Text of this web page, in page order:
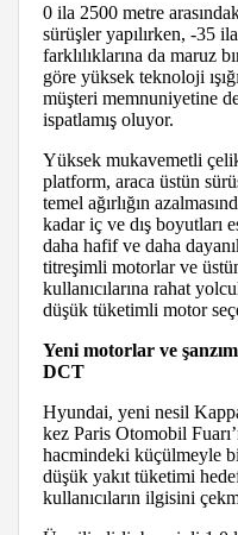
0 ila 2500 metre
sürüşler yapılırken, -35
farklılıklarına da maruz
göre yüksek teknoloji
müşteri memnuniyetine
ispatlamış oluyor.
Yüksek mukavemetli
platform, araca üstün
temel ağırlığın
kadar iç ve dış boyutları
daha hafif ve daha
titreşimli motorlar ve
kullanıcılarına rahat
düşük tüketimli motor
Yeni motorlar ve
DCT
Hyundai, yeni nesil
kez Paris Otomobil
hacmindeki küçülmeyle
düşük yakıt tüketimi
kullanıcıların ilgisini